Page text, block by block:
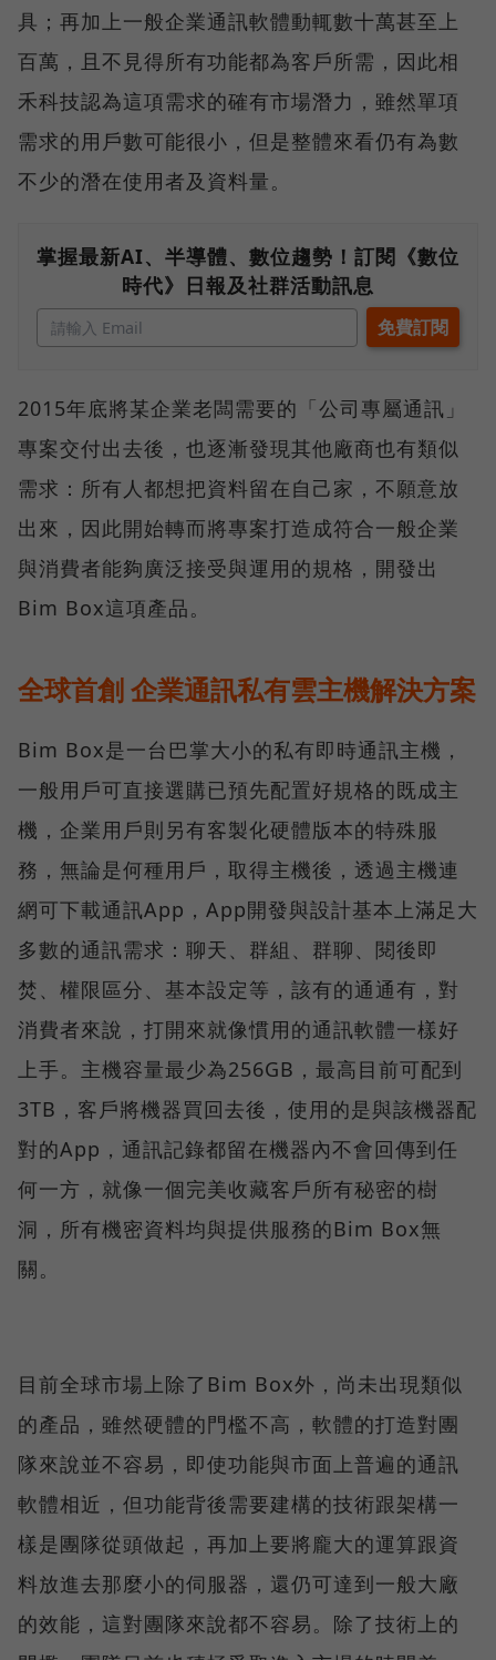
具；再加上一般企業通訊軟體動輒數十萬甚至上
百萬，且不見得所有功能都為客戶所需，因此相
禾科技認為這項需求的確有市場潛力，雖然單項
需求的用戶數可能很小，但是整體來看仍有為數
不少的潛在使用者及資料量。
掌握最新AI、半導體、數位趨勢！訂閱《數位
時代》日報及社群活動訊息
2015年底將某企業老闆需要的「公司專屬通訊」
專案交付出去後，也逐漸發現其他廠商也有類似
需求：所有人都想把資料留在自己家，不願意放
出來，因此開始轉而將專案打造成符合一般企業
與消費者能夠廣泛接受與運用的規格，開發出
Bim Box這項產品。
全球首創 企業通訊私有雲主機解決方案
Bim Box是一台巴掌大小的私有即時通訊主機，
一般用戶可直接選購已預先配置好規格的既成主
機，企業用戶則另有客製化硬體版本的特殊服
務，無論是何種用戶，取得主機後，透過主機連
網可下載通訊App，App開發與設計基本上滿足大
多數的通訊需求：聊天、群組、群聊、閱後即
焚、權限區分、基本設定等，該有的通通有，對
消費者來說，打開來就像慣用的通訊軟體一樣好
上手。主機容量最少為256GB，最高目前可配到
3TB，客戶將機器買回去後，使用的是與該機器配
對的App，通訊記錄都留在機器內不會回傳到任
何一方，就像一個完美收藏客戶所有秘密的樹
洞，所有機密資料均與提供服務的Bim Box無
關。
目前全球市場上除了Bim Box外，尚未出現類似
的產品，雖然硬體的門檻不高，軟體的打造對團
隊來說並不容易，即使功能與市面上普遍的通訊
軟體相近，但功能背後需要建構的技術跟架構一
樣是團隊從頭做起，再加上要將龐大的運算跟資
料放進去那麼小的伺服器，還仍可達到一般大廠
的效能，這對團隊來說都不容易。除了技術上的